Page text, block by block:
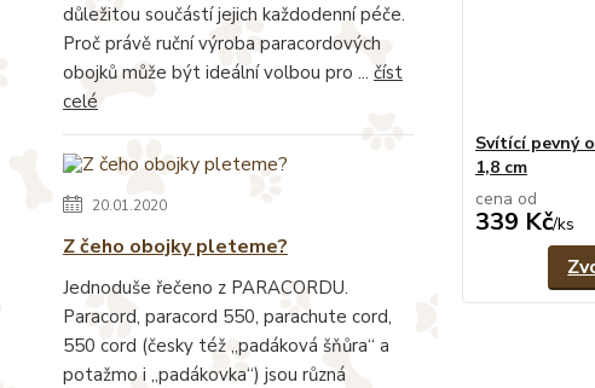
důležitou součástí jejich každodenní péče.
Proč právě ruční výroba paracordových
obojků může být ideální volbou pro ... číst
celé
20.01.2020
Z čeho obojky pleteme?
Jednoduše řečeno z PARACORDU.
Paracord, paracord 550, parachute cord,
550 cord (česky též „padáková šňůra“ a
potažmo i „padákovka“) jsou různá
Svítící pevný
1,8 cm
cena od
339 Kč/ks